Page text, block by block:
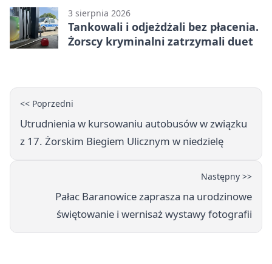
3 sierpnia 2026
Tankowali i odjeżdżali bez płacenia.
Żorscy kryminalni zatrzymali duet
<< Poprzedni
Utrudnienia w kursowaniu autobusów w związku
z 17. Żorskim Biegiem Ulicznym w niedzielę
Następny >>
Pałac Baranowice zaprasza na urodzinowe
świętowanie i wernisaż wystawy fotografii